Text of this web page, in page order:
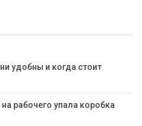
удобны и когда стоит
рабочего упала коробка